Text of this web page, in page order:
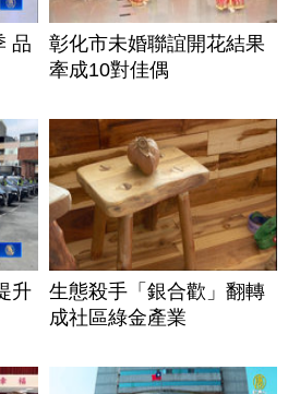
品
彰化市未婚聯誼開花結果
牽成10對佳偶
升
生態殺手「銀合歡」翻轉
成社區綠金產業